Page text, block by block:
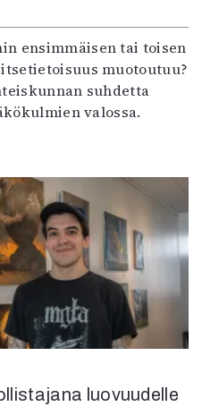
ensimmäisen tai toisen
muotoutuu?
suhdetta
valossa.
luovuudelle